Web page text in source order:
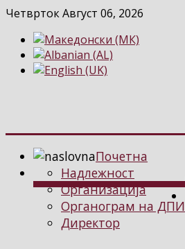
Четврток Август 06, 2026
Почетна
Надлежност
Организација
Органограм на ДПИ
Директор